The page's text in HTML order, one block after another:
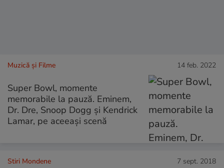
Muzică și Filme 14 feb. 2022
Super Bowl, momente
memorabile la pauză. Eminem,
Dr. Dre, Snoop Dogg și Kendrick
Lamar, pe aceeași scenă
Stiri Mondene 7 sept. 2018